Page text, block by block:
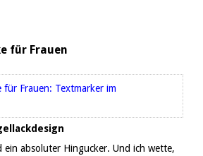
für Frauen
ein absoluter Hingucker. Und ich wette,